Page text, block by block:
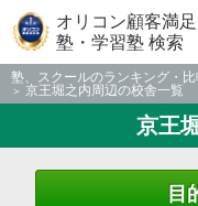
オリコン顧客満
塾・学習塾 検索
塾、スクールのランキング・比
京王堀之内周辺の校舎一覧
京王
目